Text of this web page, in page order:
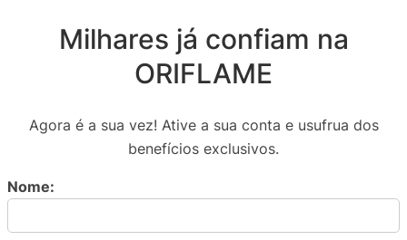
Milhares já confiam na
ORIFLAME
Agora é a sua vez! Ative a sua conta e usufrua dos
benefícios exclusivos.
Nome: